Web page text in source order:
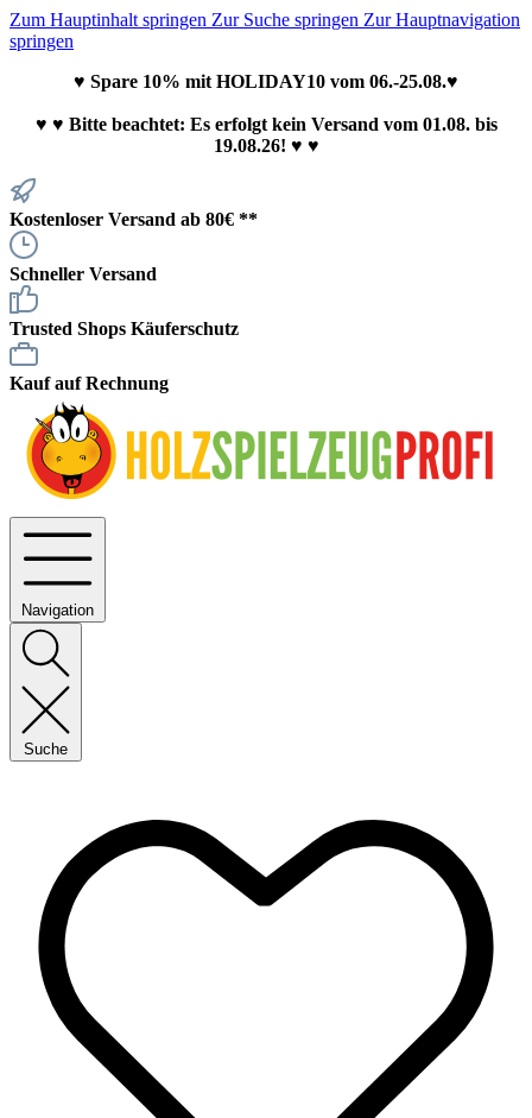
Zum Hauptinhalt springen Zur Suche springen Zur Hauptnavigation
springen
♥ Spare 10% mit HOLIDAY10 vom 06.-25.08.♥
♥ ♥ Bitte beachtet: Es erfolgt kein Versand vom 01.08. bis
19.08.26! ♥ ♥
Kostenloser Versand ab 80€ **
Schneller Versand
Trusted Shops Käuferschutz
Kauf auf Rechnung
Navigation
Suche